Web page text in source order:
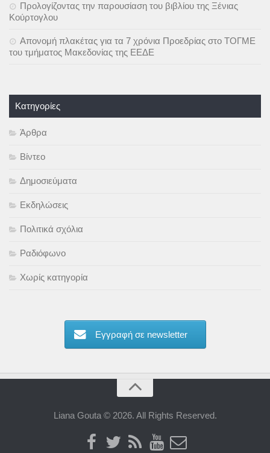
Προλογίζοντας την παρουσίαση του βιβλίου της Ξένιας
Κούρτογλου
Απονομή πλακέτας για τα 7 χρόνια Προεδρίας στο ΤΟΓΜΕ
του τμήματος Μακεδονίας της ΕΕΔΕ
Kατηγορίες
Άρθρα
Βίντεο
Δημοσιεύματα
Εκδηλώσεις
Πολιτικά σχόλια
Ραδιόφωνο
Χωρίς κατηγορία
Εγγραφή σε newsletter
Liana Gouta © 2026. All Rights Reserved.